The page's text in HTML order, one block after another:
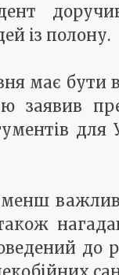
із полону.
має
заявив
для
до